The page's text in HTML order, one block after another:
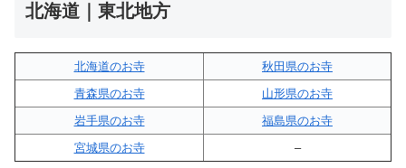
北海道｜東北地方
北海道のお寺
秋田県のお寺
青森県のお寺
山形県のお寺
岩手県のお寺
福島県のお寺
宮城県のお寺
–